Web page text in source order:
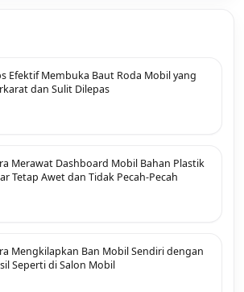
Efektif Membuka Baut Roda Mobil yang
dan Sulit Dilepas
Merawat Dashboard Mobil Bahan Plastik
Tetap Awet dan Tidak Pecah-Pecah
Mengkilapkan Ban Mobil Sendiri dengan
Seperti di Salon Mobil